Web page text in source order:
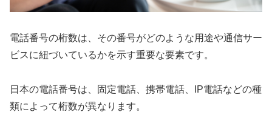
電話番号の桁数は、その番号がどのような用途や通信サー
ビスに紐づいているかを示す重要な要素です。
日本の電話番号は、固定電話、携帯電話、IP電話などの種
類によって桁数が異なります。